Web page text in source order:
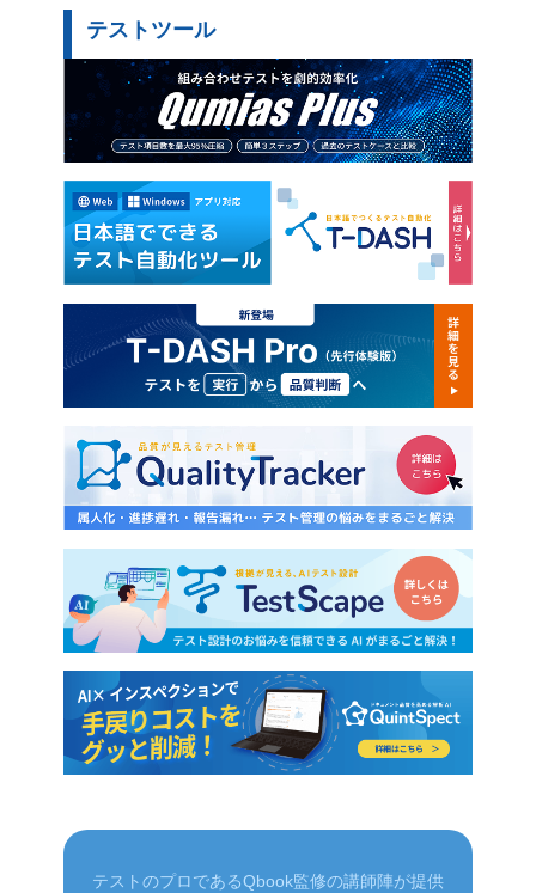
テストツール
テストのプロであるQbook監修の講師陣が提供